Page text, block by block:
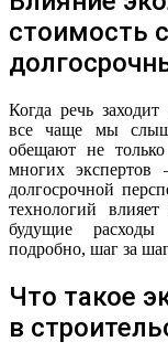
стоимость
Когда речь
все чаще мы
обещают не
многих
долгосрочной
технологий
будущие расходы
подробно, шаг за
Что такое
в